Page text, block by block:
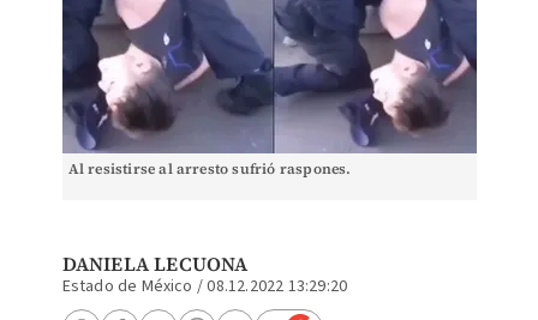
Al resistirse al arresto sufrió raspones.
DANIELA LECUONA
Estado de México /08.12.2022 13:29:20